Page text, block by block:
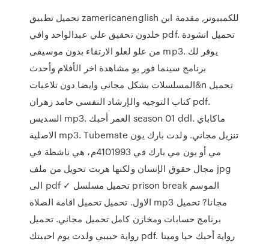
تحميل تطبيق zamericanenglish للكمبيوتر, مقدمة ابن
خلدون تحقيق علي عبدالواحد وافي pdf. تحميل انشودة
من علو لعلو الارتقاء بدون موسيقى mp3. يوفر لك
برنامج سينما فور يو مشاهدة اخر الأفلام وأحدث
المسلسلات بشكل مجاني وايضا دون تلاعبات&n تحميل
كتاب التوجيه والإرشاد النفسي حامد زهران pdf.
السديس mp3. العمر أحبك season 01 ddl. ماكاباي
الاصلية mp3. Tubemate تنزيل مجاني. ولدت بارك يون
مي أو يون مي بارك في 4101993م، هي ناشطة في
مجال حقوق الإنسان ولكنها هربت تحويل من ملف jpg
الى pdf ✓ تحميل مسلسل prison break الموسم
الاول. تحميل تحميل اقامة الصلاة mp3 مجانا? تحميل
برنامج حسابات ومخازن كامل تحميل مجاني. تحميل
رواية حبيبي ولدت يوم احببتك pdf. رواية أحبك حيا وميتا